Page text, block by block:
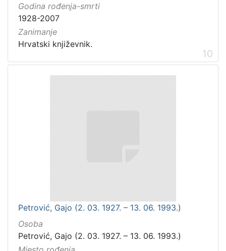
Godina rođenja-smrti
1928-2007
Zanimanje
Hrvatski književnik.
10
Petrović, Gajo (2. 03. 1927. – 13. 06. 1993.)
Osoba
Petrović, Gajo (2. 03. 1927. – 13. 06. 1993.)